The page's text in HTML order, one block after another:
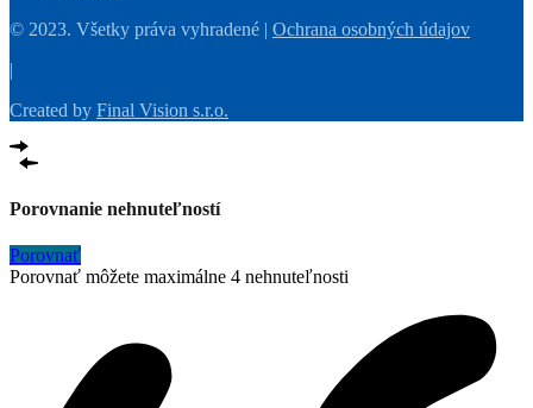
© 2023. Všetky práva vyhradené | Ochrana osobných údajov
|
Created by Final Vision s.r.o.
Porovnanie nehnuteľností
Porovnať
Porovnať môžete maximálne 4 nehnuteľnosti